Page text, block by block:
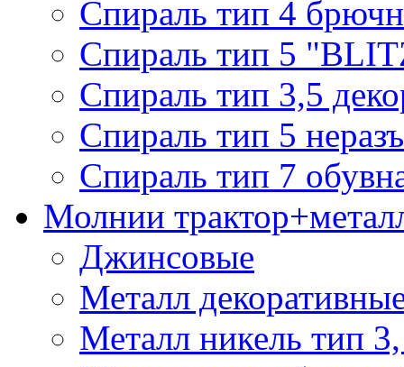
Спираль тип 4
Спираль тип 5
Спираль тип 3,5
Спираль тип 5
Спираль тип 7
Молнии
Джинсовые
Металл
Металл никель тип